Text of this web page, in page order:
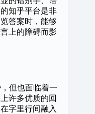
知乎平台是非
答案时，能够
上的障碍而影
但也面临着一
许多优质的回
字里行间融入